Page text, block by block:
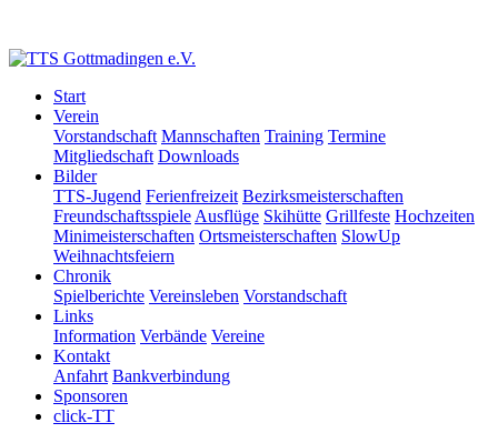
Start
Verein
Vorstandschaft Mannschaften Training Termine
Mitgliedschaft Downloads
Bilder
TTS-Jugend Ferienfreizeit Bezirksmeisterschaften
Freundschaftsspiele Ausflüge Skihütte Grillfeste Hochzeiten
Minimeisterschaften Ortsmeisterschaften SlowUp
Weihnachtsfeiern
Chronik
Spielberichte Vereinsleben Vorstandschaft
Links
Information Verbände Vereine
Kontakt
Anfahrt Bankverbindung
Sponsoren
click-TT